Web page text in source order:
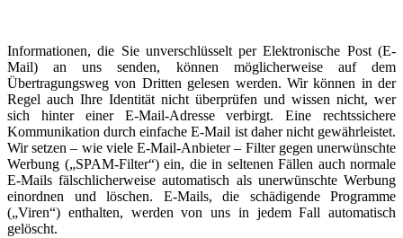
Informationen, die Sie unverschlüsselt per Elektronische Post (E-
Mail) an uns senden, können möglicherweise auf dem
Übertragungsweg von Dritten gelesen werden. Wir können in der
Regel auch Ihre Identität nicht überprüfen und wissen nicht, wer
sich hinter einer E-Mail-Adresse verbirgt. Eine rechtssichere
Kommunikation durch einfache E-Mail ist daher nicht gewährleistet.
Wir setzen – wie viele E-Mail-Anbieter – Filter gegen unerwünschte
Werbung („SPAM-Filter“) ein, die in seltenen Fällen auch normale
E-Mails fälschlicherweise automatisch als unerwünschte Werbung
einordnen und löschen. E-Mails, die schädigende Programme
(„Viren“) enthalten, werden von uns in jedem Fall automatisch
gelöscht.